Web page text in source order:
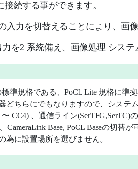
接続する事ができます。
入力を切替えることにより、画
を2 系統備え、画像処理 シス
準規格である、PoCL Lite 規格に準拠
どちらにでもなりますので、システ
CC4) 、通信ライン(SerTFG,SerTC)
CameraLink Base, PoCL Baseの切替が
為に設置場所を選びません。